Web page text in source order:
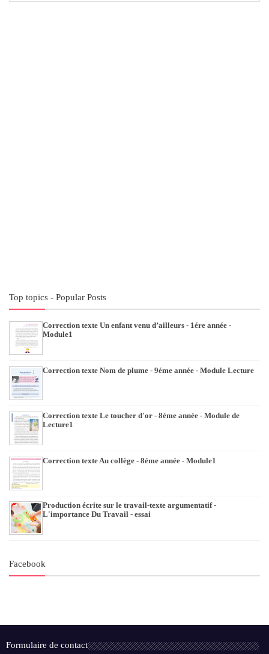
Top topics - Popular Posts
Correction texte Un enfant venu d’ailleurs - 1ére année -
Module1
Correction texte Nom de plume - 9éme année - Module Lecture
Correction texte Le toucher d'or - 8éme année - Module de
Lecture1
Correction texte Au collège - 8éme année - Module1
Production écrite sur le travail-texte argumentatif -
L'importance Du Travail - essai
Facebook
Formulaire de contact